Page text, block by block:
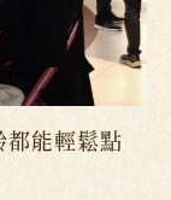
能輕鬆點